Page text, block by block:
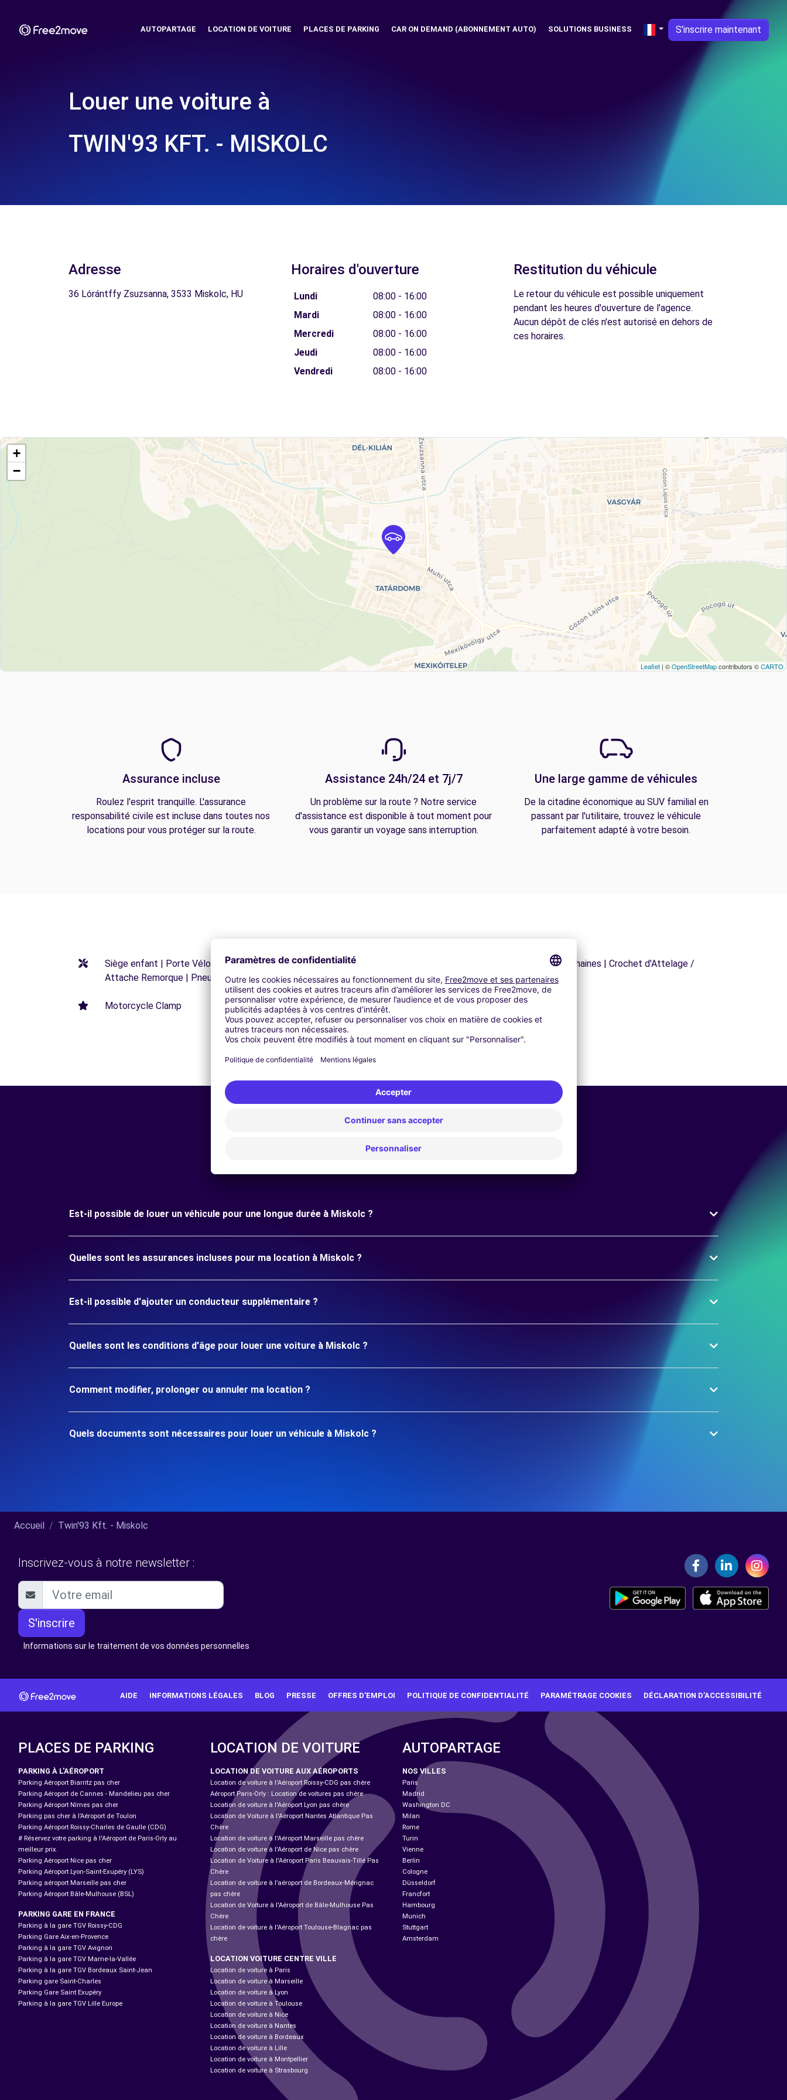
AUTOPARTAGE LOCATION DE VOITURE PLACES DE PARKING CAR ON DEMAND (ABONNEMENT AUTO) SOLUTIONS BUSINESS S'inscrire maintenant
Louer une voiture à
TWIN'93 KFT. - MISKOLC
Adresse
36 Lórántffy Zsuzsanna, 3533 Miskolc, HU
Horaires d'ouverture
Lundi
08:00 - 16:00
Mardi
08:00 - 16:00
Mercredi
08:00 - 16:00
Jeudi
08:00 - 16:00
Vendredi
08:00 - 16:00
Restitution du véhicule
Le retour du véhicule est possible uniquement
pendant les heures d'ouverture de l'agence.
Aucun dépôt de clés n'est autorisé en dehors de
ces horaires.
+
−
Leaflet | ©OpenStreetMapcontributors ©CARTO
Assurance incluse
Roulez l'esprit tranquille. L'assurance
responsabilité civile est incluse dans toutes nos
locations pour vous protéger sur la route.
Assistance 24h/24 et 7j/7
Un problème sur la route ? Notre service
d'assistance est disponible à tout moment pour
vous garantir un voyage sans interruption.
Une large gamme de véhicules
De la citadine économique au SUV familial en
passant par l'utilitaire, trouvez le véhicule
parfaitement adapté à votre besoin.
Siège enfant | Porte Vélos | Réhausseur | GPS | Kit Déménagement | Coffre de Toit | Barre de toit | Porte Skis | Chaines | Crochet d'Attelage /
Attache Remorque | Pneus neige
Motorcycle Clamp
Questions fréquentes
Est-il possible de louer un véhicule pour une longue durée à Miskolc ?
Quelles sont les assurances incluses pour ma location à Miskolc ?
Est-il possible d'ajouter un conducteur supplémentaire ?
Quelles sont les conditions d'âge pour louer une voiture à Miskolc ?
Comment modifier, prolonger ou annuler ma location ?
Quels documents sont nécessaires pour louer un véhicule à Miskolc ?
Accueil Twin'93 Kft. - Miskolc
Inscrivez-vous à notre newsletter :
S'inscrire
Informations sur le traitement de vos données personnelles
AIDE INFORMATIONS LÉGALES BLOG PRESSE OFFRES D'EMPLOI POLITIQUE DE CONFIDENTIALITÉ PARAMÉTRAGE COOKIES DÉCLARATION D’ACCESSIBILITÉ
PLACES DE PARKING
PARKING À L'AÉROPORT
Parking Aéroport Biarritz pas cher
Parking Aéroport de Cannes - Mandelieu pas cher
Parking Aéroport Nîmes pas cher
Parking pas cher à l’Aéroport de Toulon
Parking Aéroport Roissy-Charles de Gaulle (CDG)
# Réservez votre parking à l'Aéroport de Paris-Orly au
meilleur prix.
Parking Aéroport Nice pas cher
Parking Aéroport Lyon-Saint-Exupéry (LYS)
Parking aéroport Marseille pas cher
Parking Aéroport Bâle-Mulhouse (BSL)
PARKING GARE EN FRANCE
Parking à la gare TGV Roissy-CDG
Parking Gare Aix-en-Provence
Parking à la gare TGV Avignon
Parking à la gare TGV Marne-la-Vallée
Parking à la gare TGV Bordeaux Saint-Jean
Parking gare Saint-Charles
Parking Gare Saint Exupéry
Parking à la gare TGV Lille Europe
LOCATION DE VOITURE
LOCATION DE VOITURE AUX AÉROPORTS
Location de voiture à l'Aéroport Roissy-CDG pas chère
Aéroport Paris-Orly : Location de voitures pas chère
Location de voiture à l'Aéroport Lyon pas chère
Location de Voiture à l'Aéroport Nantes Atlantique Pas
Chère
Location de voiture à l'Aéroport Marseille pas chère
Location de voiture à l'Aéroport de Nice pas chère
Location de Voiture à l'Aéroport Paris Beauvais-Tillé Pas
Chère
Location de voiture à l’aéroport de Bordeaux-Mérignac
pas chère
Location de Voiture à l'Aéroport de Bâle-Mulhouse Pas
Chère
Location de voiture à l'Aéroport Toulouse-Blagnac pas
chère
LOCATION VOITURE CENTRE VILLE
Location de voiture à Paris
Location de voiture à Marseille
Location de voiture à Lyon
Location de voiture à Toulouse
Location de voiture à Nice
Location de voiture à Nantes
Location de voiture à Bordeaux
Location de voiture à Lille
Location de voiture à Montpellier
Location de voiture à Strasbourg
AUTOPARTAGE
NOS VILLES
Paris
Madrid
Washington DC
Milan
Rome
Turin
Vienne
Berlin
Cologne
Düsseldorf
Francfort
Hambourg
Munich
Stuttgart
Amsterdam